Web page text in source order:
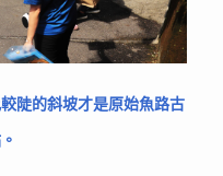
陡的斜坡才是原始魚路古